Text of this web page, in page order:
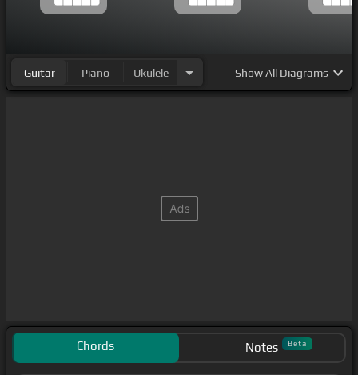
Guitar Piano Ukulele ShowAll Diagrams
Chords Notes Beta